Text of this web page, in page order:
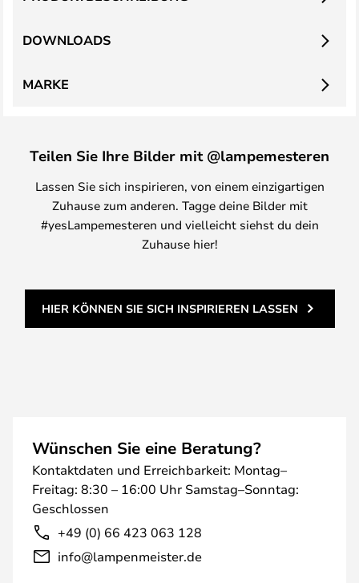
DOWNLOADS
MARKE
Teilen Sie Ihre Bilder mit @lampemesteren
Lassen Sie sich inspirieren, von einem einzigartigen
Zuhause zum anderen. Tagge deine Bilder mit
#yesLampemesteren und vielleicht siehst du dein
Zuhause hier!
HIER KÖNNEN SIE SICH INSPIRIEREN LASSEN
Wünschen Sie eine Beratung?
Kontaktdaten und Erreichbarkeit: Montag–
Freitag: 8:30 – 16:00 Uhr Samstag–Sonntag:
Geschlossen
+49 (0) 66 423 063 128
info@lampenmeister.de